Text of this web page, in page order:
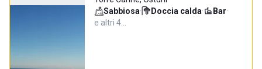
Sabbiosa· Doccia calda· Bar·
e altri 4…